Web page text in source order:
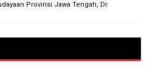
Provinsi Jawa Tengah, Dr.